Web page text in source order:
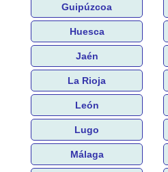
Guipúzcoa
Huesca
Jaén
La Rioja
León
Lugo
Málaga